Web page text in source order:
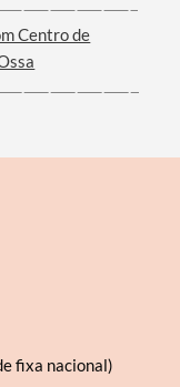
Centro de
fixa nacional)